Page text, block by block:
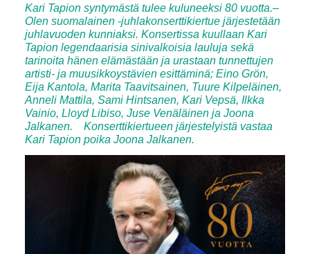
Kari Tapion syntymästä tulee kuluneeksi 80 vuotta.–
Olen suomalainen -juhlakonserttikiertue järjestetään
juhlavuoden kunniaksi. Konsertissa kuullaan Kari
Tapion legendaarisia sinivalkoisia lauluja sekä
tarinoita hänen elämästään ja urastaan tunnettujen
artisti- ja muusikkoystävien esittäminä; Eino Grön,
Eija Kantola, Marita Taavitsainen, Tuure Kilpeläinen,
Anneli Mattila, Sami Hintsanen, Kari Vepsä, Ilkka
Vainio, Lloyd Libiso, Juse Venäläinen ja Joona
Jalkanen. Konserttikiertueen järjestelyistä vastaa
Kari Tapion poika Joona Jalkanen.